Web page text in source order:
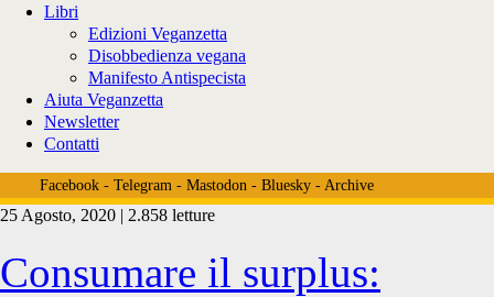
Libri
Edizioni Veganzetta
Disobbedienza vegana
Manifesto Antispecista
Aiuta Veganzetta
Newsletter
Contatti
Facebook- Telegram- Mastodon- Bluesky- Archive
Tag:
25 Agosto, 2020 | 2.858 letture
Consumare il surplus: